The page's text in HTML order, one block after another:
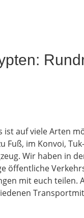
auf viele Arten
Fuß, im Konvoi,
Wir haben in
öffentliche
mit euch